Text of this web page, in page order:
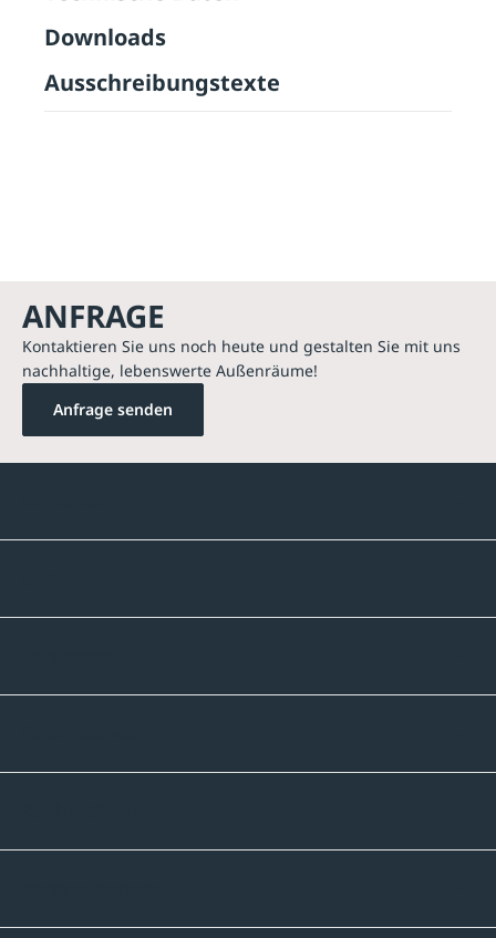
Downloads
Ausschreibungstexte
ANFRAGE
Kontaktieren Sie uns noch heute und gestalten Sie mit uns
nachhaltige, lebenswerte Außenräume!
Anfrage senden